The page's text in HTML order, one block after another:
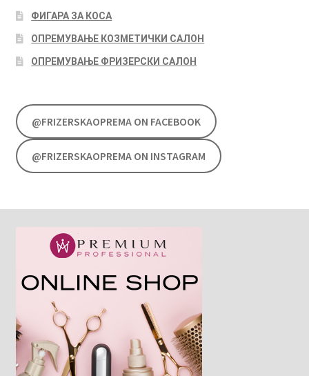
ФИГАРА ЗА КОСА
ОПРЕМУВАЊЕ КОЗМЕТИЧКИ САЛОН
ОПРЕМУВАЊЕ ФРИЗЕРСКИ САЛОН
@FRIZERSKAOPREMA ON FACEBOOK
@FRIZERSKAOPREMA ON INSTAGRAM